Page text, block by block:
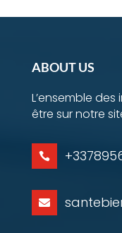
ABOUT US
L’ensemble
être sur notre

